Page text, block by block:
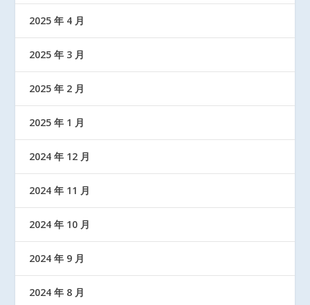
2025 年 4 月
2025 年 3 月
2025 年 2 月
2025 年 1 月
2024 年 12 月
2024 年 11 月
2024 年 10 月
2024 年 9 月
2024 年 8 月